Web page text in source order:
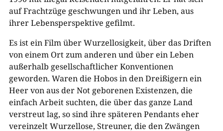
auf Frachtzüge geschwungen und ihr Leben, aus
ihrer Lebensperspektive gefilmt.
Es ist ein Film über Wurzellosigkeit, über das Driften
von einem Ort zum anderen und über ein Leben
außerhalb gesellschaftlicher Konventionen
geworden. Waren die Hobos in den Dreißigern ein
Heer von aus der Not geborenen Existenzen, die
einfach Arbeit suchten, die über das ganze Land
verstreut lag, so sind ihre späteren Pendants eher
vereinzelt Wurzellose, Streuner, die den Zwängen